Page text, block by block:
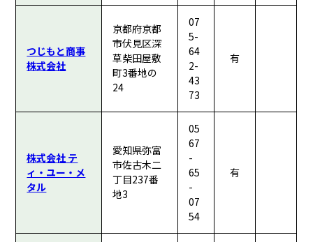
つじもと商事
株式会社
京都府京都
市伏見区深
草柴田屋敷
町3番地の
24
07
5-
64
2-
43
73
有
株式会社 テ
ィ・ユー・メ
タル
愛知県弥富
市佐古木二
丁目237番
地3
05
67
-
65
-
07
54
有